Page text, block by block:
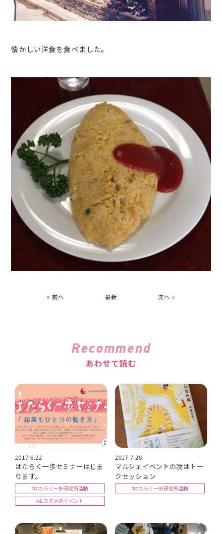
懐かしい洋食を食べました。
« 前へ 最新 次へ »
Recommend
あわせて読む
2017.6.22
はたらく一歩セミナーはじま
ります。
#はたらく一歩研究所活動
#おススメのイベント
2017.7.28
マルシェイベントの次はトー
クセッション
#はたらく一歩研究所活動